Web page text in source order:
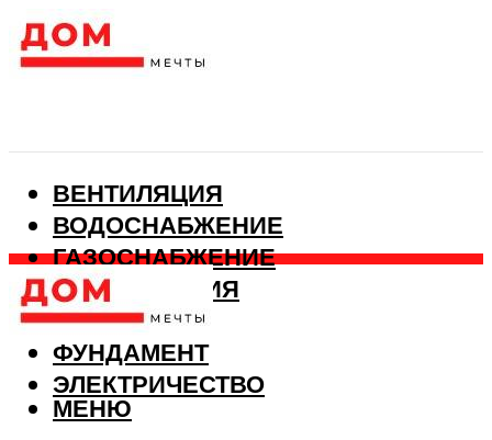
ВЕНТИЛЯЦИЯ
ВОДОСНАБЖЕНИЕ
ГАЗОСНАБЖЕНИЕ
КАНАЛИЗАЦИЯ
ОТОПЛЕНИЕ
ФУНДАМЕНТ
ЭЛЕКТРИЧЕСТВО
МЕНЮ